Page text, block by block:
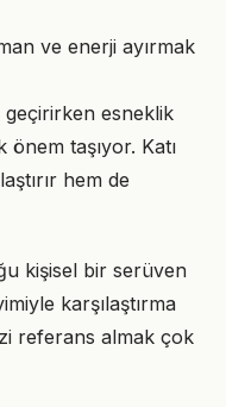
ve enerji ayırmak
esneklik
taşıyor. Katı
hem de
kişisel bir serüven
karşılaştırma
referans almak çok